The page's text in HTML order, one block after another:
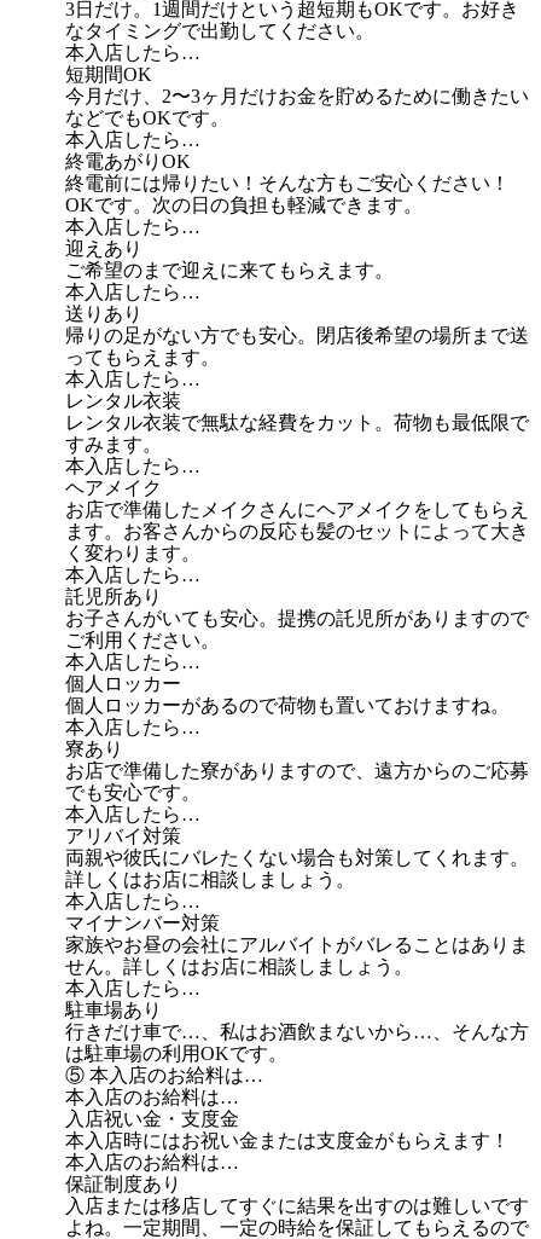
3日だけ。1週間だけという超短期もOKです。お好き
なタイミングで出勤してください。
本入店したら…
短期間OK
今月だけ、2〜3ヶ月だけお金を貯めるために働きたい
などでもOKです。
本入店したら…
終電あがりOK
終電前には帰りたい！そんな方もご安心ください！
OKです。次の日の負担も軽減できます。
本入店したら…
迎えあり
ご希望のまで迎えに来てもらえます。
本入店したら…
送りあり
帰りの足がない方でも安心。閉店後希望の場所まで送
ってもらえます。
本入店したら…
レンタル衣装
レンタル衣装で無駄な経費をカット。荷物も最低限で
すみます。
本入店したら…
ヘアメイク
お店で準備したメイクさんにヘアメイクをしてもらえ
ます。お客さんからの反応も髪のセットによって大き
く変わります。
本入店したら…
託児所あり
お子さんがいても安心。提携の託児所がありますので
ご利用ください。
本入店したら…
個人ロッカー
個人ロッカーがあるので荷物も置いておけますね。
本入店したら…
寮あり
お店で準備した寮がありますので、遠方からのご応募
でも安心です。
本入店したら…
アリバイ対策
両親や彼氏にバレたくない場合も対策してくれます。
詳しくはお店に相談しましょう。
本入店したら…
マイナンバー対策
家族やお昼の会社にアルバイトがバレることはありま
せん。詳しくはお店に相談しましょう。
本入店したら…
駐車場あり
行きだけ車で…、私はお酒飲まないから…、そんな方
は駐車場の利用OKです。
⑤ 本入店のお給料は…
本入店のお給料は…
入店祝い金・支度金
本入店時にはお祝い金または支度金がもらえます！
本入店のお給料は…
保証制度あり
入店または移店してすぐに結果を出すのは難しいです
よね。一定期間、一定の時給を保証してもらえるので